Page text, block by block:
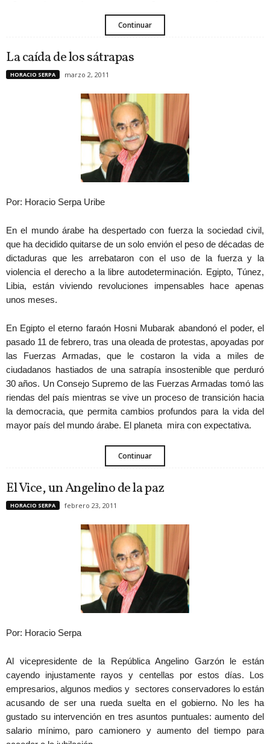
Continuar
La caída de los sátrapas
HORACIO SERPA marzo 2, 2011
Por: Horacio Serpa Uribe
En el mundo árabe ha despertado con fuerza la sociedad civil,
que ha decidido quitarse de un solo envión el peso de décadas de
dictaduras que les arrebataron con el uso de la fuerza y la
violencia el derecho a la libre autodeterminación. Egipto, Túnez,
Libia, están viviendo revoluciones impensables hace apenas
unos meses.
En Egipto el eterno faraón Hosni Mubarak abandonó el poder, el
pasado 11 de febrero, tras una oleada de protestas, apoyadas por
las Fuerzas Armadas, que le costaron la vida a miles de
ciudadanos hastiados de una satrapía insostenible que perduró
30 años. Un Consejo Supremo de las Fuerzas Armadas tomó las
riendas del país mientras se vive un proceso de transición hacia
la democracia, que permita cambios profundos para la vida del
mayor país del mundo árabe. El planeta mira con expectativa.
Continuar
El Vice, un Angelino de la paz
HORACIO SERPA febrero 23, 2011
Por: Horacio Serpa
Al vicepresidente de la República Angelino Garzón le están
cayendo injustamente rayos y centellas por estos días. Los
empresarios, algunos medios y sectores conservadores lo están
acusando de ser una rueda suelta en el gobierno. No les ha
gustado su intervención en tres asuntos puntuales: aumento del
salario mínimo, paro camionero y aumento del tiempo para